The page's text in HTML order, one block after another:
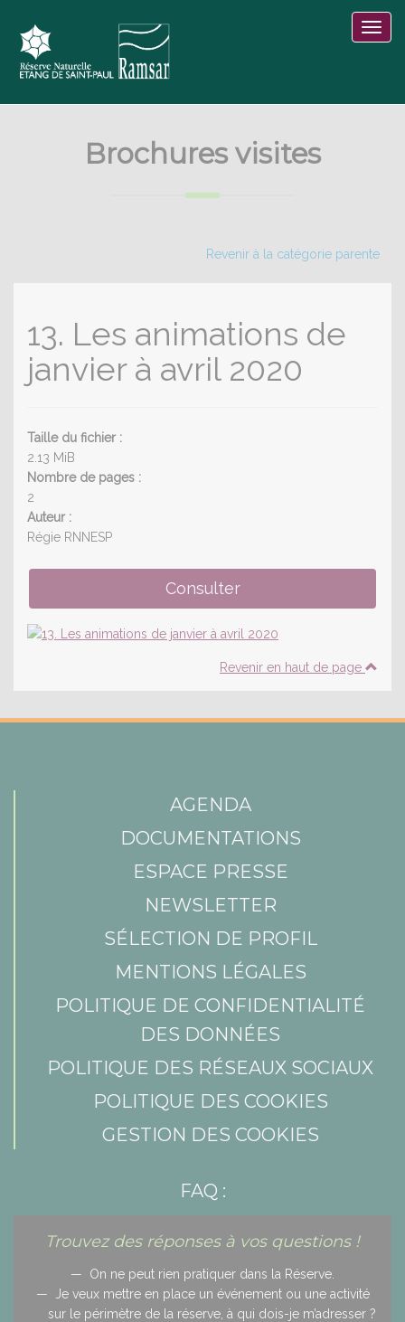
Brochures visites
Revenir à la catégorie parente
13. Les animations de
janvier à avril 2020
Taille du fichier :
2.13 MiB
Nombre de pages :
2
Auteur :
Régie RNNESP
Revenir en haut de page
AGENDA
DOCUMENTATIONS
ESPACE PRESSE
NEWSLETTER
SÉLECTION DE PROFIL
MENTIONS LÉGALES
POLITIQUE DE CONFIDENTIALITÉ
DES DONNÉES
POLITIQUE DES RÉSEAUX SOCIAUX
POLITIQUE DES COOKIES
GESTION DES COOKIES
FAQ :
Trouvez des réponses à vos questions !
On ne peut rien pratiquer dans la Réserve.
Je veux mettre en place un événement ou une activité
sur le périmètre de la réserve, à qui dois-je m’adresser ?